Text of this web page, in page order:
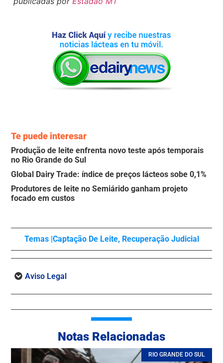
Te puede interesar
Produção de leite enfrenta novo teste após temporais
no Rio Grande do Sul
Global Dairy Trade: índice de preços lácteos sobe 0,1%
Produtores de leite no Semiárido ganham projeto
focado em custos
Temas | Captação De Leite, Recuperação Judicial
Aviso Legal
Notas Relacionadas
RIO GRANDE DO SUL